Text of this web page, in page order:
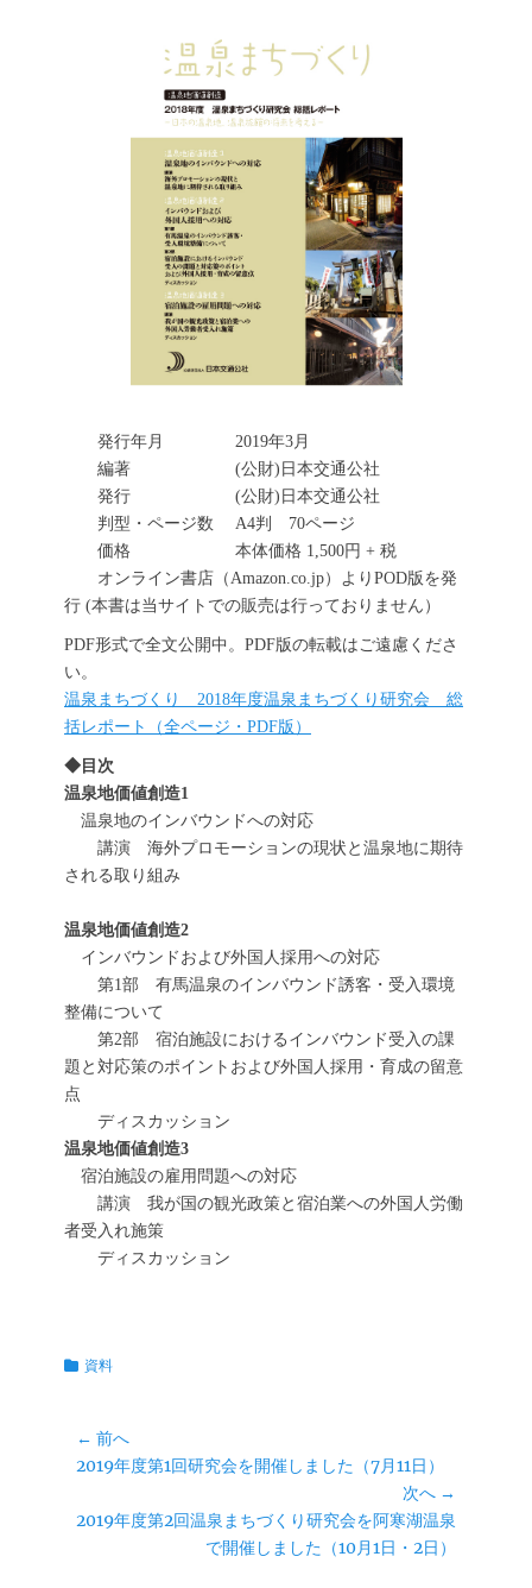
発行年月 2019年3月
編著 (公財)日本交通公社
発行 (公財)日本交通公社
判型・ページ数 A4判 70ページ
価格 本体価格 1,500円 + 税
オンライン書店（Amazon.co.jp）よりPOD版を発
行 (本書は当サイトでの販売は行っておりません）
PDF形式で全文公開中。PDF版の転載はご遠慮くださ
い。
温泉まちづくり 2018年度温泉まちづくり研究会 総
括レポート（全ページ・PDF版）
◆目次
温泉地価値創造1
温泉地のインバウンドへの対応
講演 海外プロモーションの現状と温泉地に期待
される取り組み
温泉地価値創造2
インバウンドおよび外国人採用への対応
第1部 有馬温泉のインバウンド誘客・受入環境
整備について
第2部 宿泊施設におけるインバウンド受入の課
題と対応策のポイントおよび外国人採用・育成の留意
点
ディスカッション
温泉地価値創造3
宿泊施設の雇用問題への対応
講演 我が国の観光政策と宿泊業への外国人労働
者受入れ施策
ディスカッション
ce
bo
ok
カ 資料
投
稿
ビ
← 前へ
前
投
2019年度第1回研究会を開催しました（7月11日）
次へ →
次
2019年度第2回温泉まちづくり研究会を阿寒湖温泉
で開催しました（10月1日・2日）